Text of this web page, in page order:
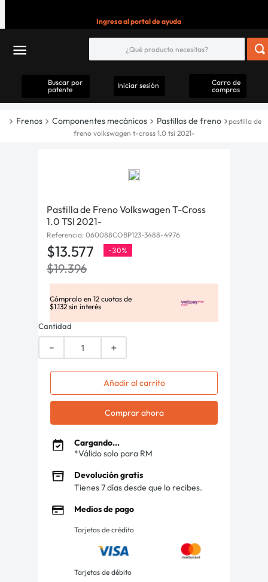
Ingresa al portal de ayuda
Buscar por
patente
Iniciar sesión
Carro de
compras
Frenos Componentes mecánicos Pastillas de freno
pastilla de
freno volkswagen t-cross 1.0 tsi 2021-
Pastilla de Freno Volkswagen T-Cross
1.0 TSI 2021-
Referencia: 060088COBP123-3488-4976
$13.577 -30%
$19.396
Cómpralo en 12 cuotas de
$1.132 sin interés
Cantidad
＋
－
Añadir al carrito
Comprar ahora
Cargando...
*Válido solo para RM
Devolución gratis
Tienes 7 días desde que lo recibes.
Medios de pago
Tarjetas de crédito
Tarjetas de débito